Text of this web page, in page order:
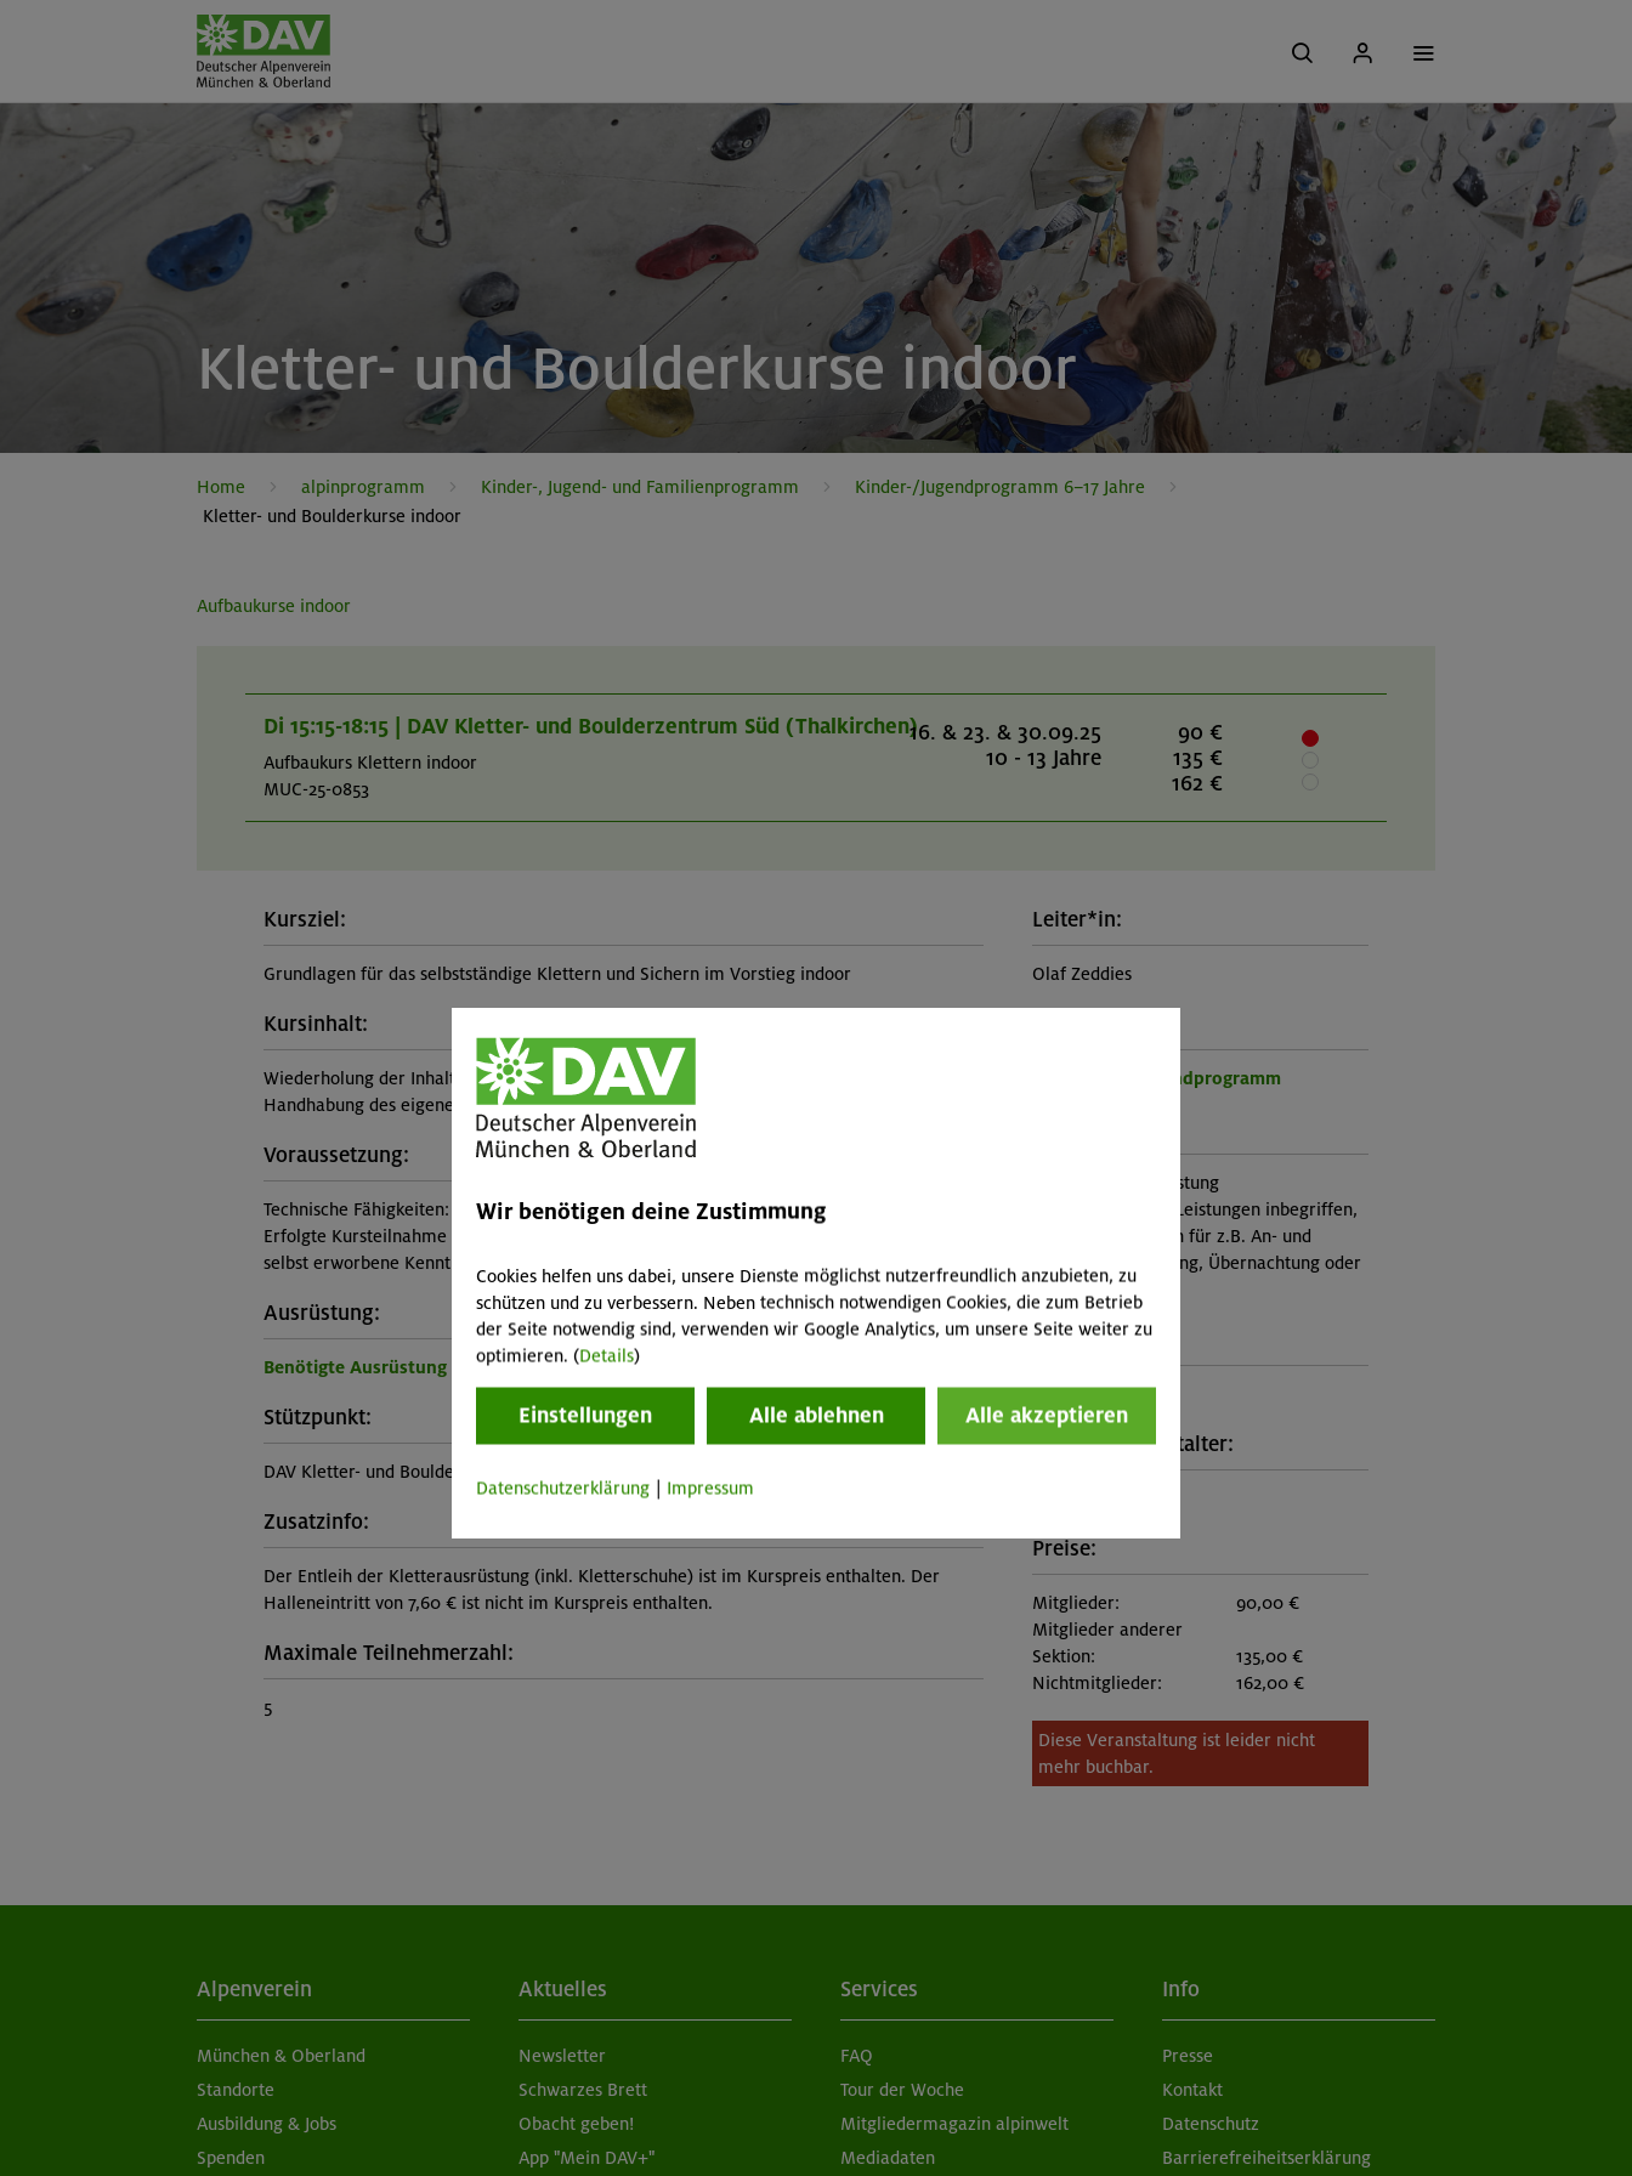
Kletter- und Boulderkurse indoor
Home alpinprogramm Kinder-, Jugend- und Familienprogramm
Kinder-/Jugendprogramm 6–17 Jahre
Kletter- und Boulderkurse indoor
Aufbaukurse indoor
Di 15:15-18:15 | DAV Kletter- und Boulderzentrum Süd (Thalkirchen)
Aufbaukurs Klettern indoor
MUC-25-0853
16. & 23. & 30.09.25
10 - 13 Jahre
90 €
135 €
162 €
Kursziel:
Grundlagen für das selbstständige Klettern und Sichern im Vorstieg indoor
Kursinhalt:
Wiederholung der Inhalte des Grundkurses, Vorstiegsklettern, Verbesserung der
Handhabung des eigenen Sicherungsgeräts
Voraussetzung:
Technische Fähigkeiten:
Erfolgte Kursteilnahme am Kurstyp "Grundkurs Sportklettern indoor" oder entsprechende
selbst erworbene Kenntnisse und Fähigkeiten, selbstständiges Einbinden und Sichern
Ausrüstung:
Benötigte Ausrüstung für diese Veranstaltung
Stützpunkt:
DAV Kletter- und Boulderzentrum Süd (Thalkirchen)
Zusatzinfo:
Der Entleih der Kletterausrüstung (inkl. Kletterschuhe) ist im Kurspreis enthalten. Der
Halleneintritt von 7,60 € ist nicht im Kurspreis enthalten.
Maximale Teilnehmerzahl:
5
Leiter*in:
Olaf Zeddies
Kinder- und Jugendprogramm
Kursleitung, Ausrüstung
(Falls nicht in den Leistungen inbegriffen,
fallen Zusatzkosten für z.B. An- und
Abreise, Verpflegung, Übernachtung oder
Skipass an.)
Buchungscode:
MUC-25-0853
Kontakt Veranstalter:
Preise:
Mitglieder:
90,00 €
Mitglieder anderer
Sektion:
135,00 €
Nichtmitglieder:
162,00 €
Diese Veranstaltung ist leider nicht
mehr buchbar.
Alpenverein
München & Oberland
Standorte
Ausbildung & Jobs
Spenden
Aktuelles
Newsletter
Schwarzes Brett
Obacht geben!
App "Mein DAV+"
Services
FAQ
Tour der Woche
Mitgliedermagazin alpinwelt
Mediadaten
Info
Presse
Kontakt
Datenschutz
Barrierefreiheitserklärung
Wir benötigen deine Zustimmung
Cookies helfen uns dabei, unsere Dienste möglichst nutzerfreundlich anzubieten, zu
schützen und zu verbessern. Neben technisch notwendigen Cookies, die zum Betrieb
der Seite notwendig sind, verwenden wir Google Analytics, um unsere Seite weiter zu
optimieren. (Details)
Einstellungen Alle ablehnen Alle akzeptieren
Datenschutzerklärung Impressum